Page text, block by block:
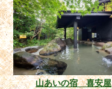
山あいの宿 喜安屋